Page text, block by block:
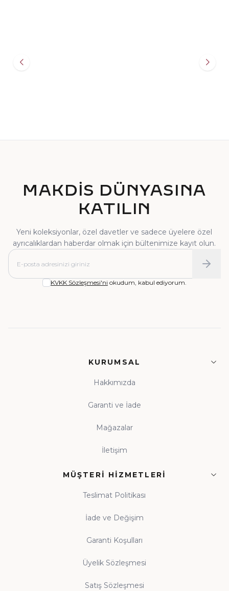
MAKDİS DÜNYASINA
KATILIN
Yeni koleksiyonlar, özel davetler ve sadece üyelere özel
ayrıcalıklardan haberdar olmak için bültenimize kayıt olun.
KVKK Sözleşmesi'ni okudum, kabul ediyorum.
KURUMSAL
Hakkımızda
Garanti ve İade
Mağazalar
İletişim
MÜŞTERI HIZMETLERI
Teslimat Politikası
İade ve Değişim
Garanti Koşulları
Üyelik Sözleşmesi
Satış Sözleşmesi